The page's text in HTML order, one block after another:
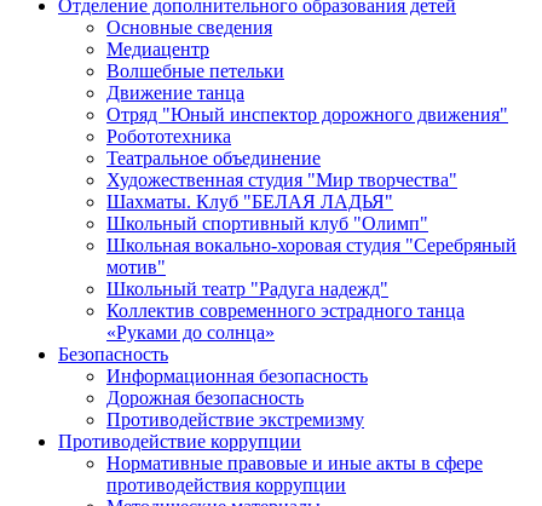
Отделение дополнительного образования детей
Основные сведения
Медиацентр
Волшебные петельки
Движение танца
Отряд "Юный инспектор дорожного движения"
Робототехника
Театральное объединение
Художественная студия "Мир творчества"
Шахматы. Клуб "БЕЛАЯ ЛАДЬЯ"
Школьный спортивный клуб "Олимп"
Школьная вокально-хоровая студия "Серебряный
мотив"
Школьный театр "Радуга надежд"
Коллектив современного эстрадного танца
«Руками до солнца»
Безопасность
Информационная безопасность
Дорожная безопасность
Противодействие экстремизму
Противодействие коррупции
Нормативные правовые и иные акты в сфере
противодействия коррупции